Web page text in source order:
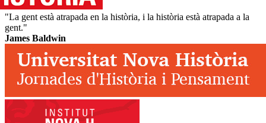
"La gent està atrapada en la història, i la història està atrapada a la
gent."
James Baldwin